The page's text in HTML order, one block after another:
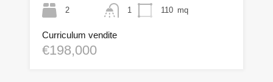
2
1
110 mq
Curriculum vendite
€198,000